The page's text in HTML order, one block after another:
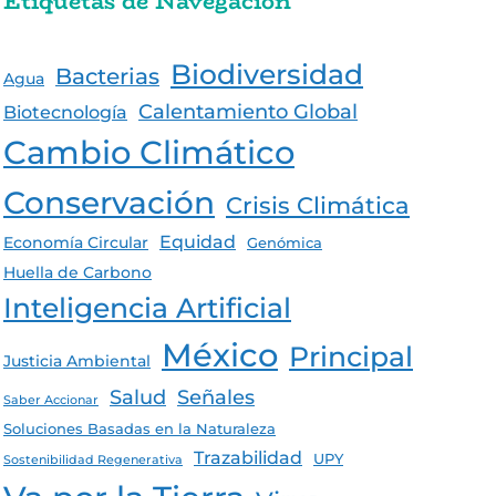
Agua Bacterias Biodiversidad
Biotecnología Calentamiento Global
Cambio Climático
Conservación Crisis Climática
Economía Circular Equidad Genómica
Huella de Carbono
Inteligencia Artificial
Justicia Ambiental México Principal
Saber Accionar Salud Señales
Soluciones Basadas en la Naturaleza
Sostenibilidad Regenerativa Trazabilidad UPY